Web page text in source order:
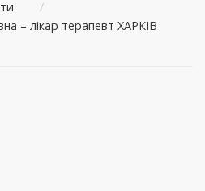
/
– лікар терапевт ХАРКІВ